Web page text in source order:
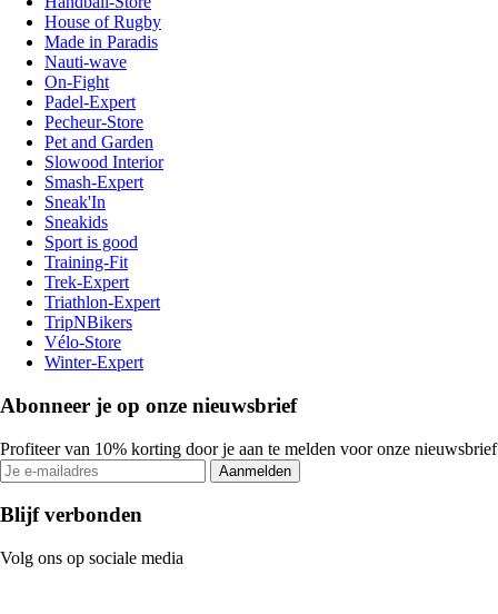
House of Rugby
Made in Paradis
Nauti-wave
On-Fight
Padel-Expert
Pecheur-Store
Pet and Garden
Slowood Interior
Smash-Expert
Sneak'In
Sneakids
Sport is good
Training-Fit
Trek-Expert
Triathlon-Expert
TripNBikers
Vélo-Store
Winter-Expert
Abonneer je op onze nieuwsbrief
Profiteer van 10% korting door je aan te melden voor onze nieuwsbrief
Aanmelden
Blijf verbonden
Volg ons op sociale media